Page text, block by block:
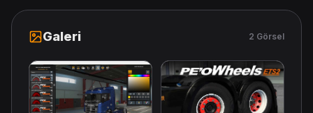
Galeri 2 Görsel